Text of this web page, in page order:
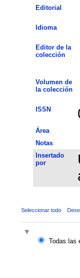
Editorial
Idioma
Editor de la
colección
Volumen de
la colección
ISSN
Área
Notas
Insertado
por
Seleccionar todo
Todas las